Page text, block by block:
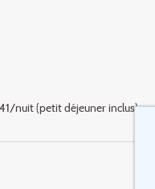
nuit (petit déjeuner inclus).